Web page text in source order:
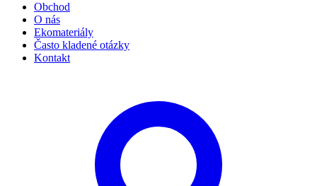
Obchod
O nás
Ekomateriály
Často kladené otázky
Kontakt